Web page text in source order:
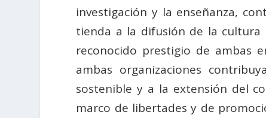
investigación y la enseñanza,
tienda a la difusión de la cultura
reconocido prestigio de ambas
ambas organizaciones
sostenible y a la extensión del
marco de libertades y de